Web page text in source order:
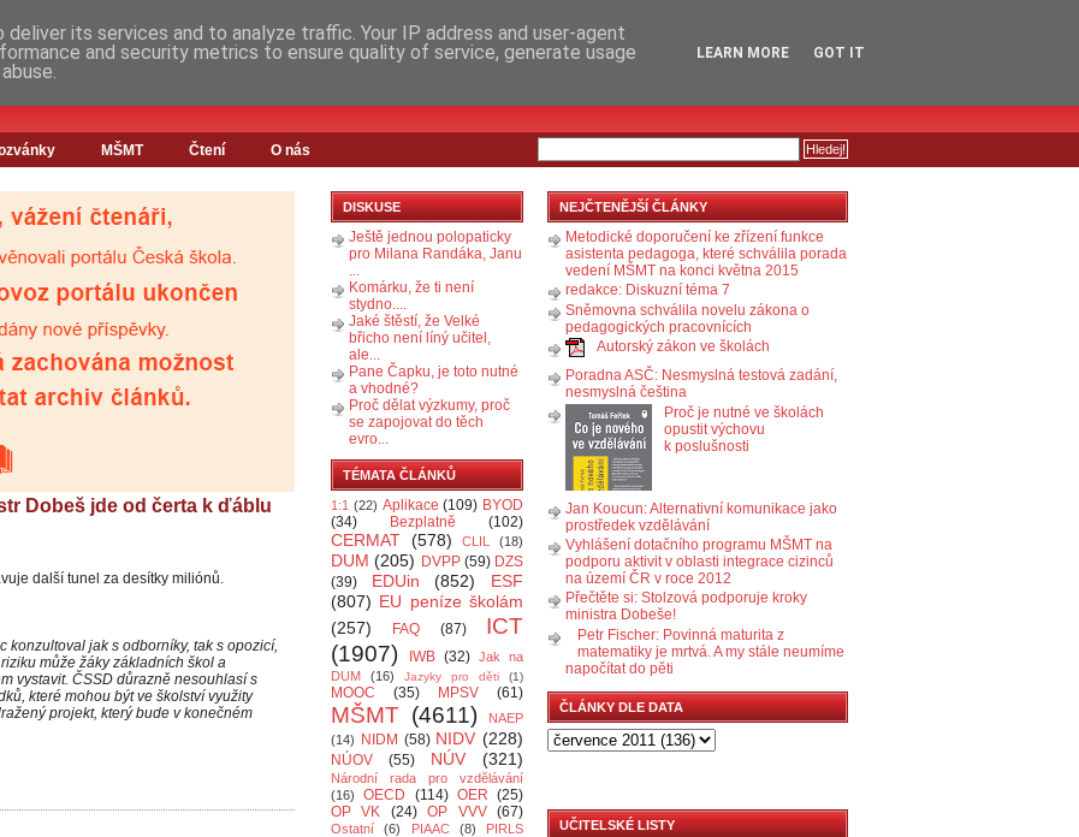
MŠMT Čtení O nás
Dobeš jde od čerta k ďáblu
další tunel za desítky miliónů.
konzultoval jak s odborníky, tak s opozicí,
může žáky základních škol a
vystavit. ČSSD důrazně nesouhlasí s
které mohou být ve školství využity
projekt, který bude v konečném
DISKUSE
Ještě jednou polopaticky
pro Milana Randáka, Janu
...
Komárku, že ti není
stydno....
Jaké štěstí, že Velké
břicho není líný učitel,
ale...
Pane Čapku, je toto nutné
a vhodné?
Proč dělat výzkumy, proč
se zapojovat do těch
evro...
TÉMATA ČLÁNKŮ
1:1 (22) Aplikace (109) BYOD
(34)
Bezplatně (102)
CERMAT (578) CLIL (18)
DUM (205) DVPP (59) DZS
(39)
EDUin (852)
ESF
(807) EU peníze školám
(257)
FAQ (87)
ICT
(1907)
IWB (32) Jak na
DUM
(16) Jazyky pro děti (1)
MOOC (35) MPSV (61)
MŠMT (4611)
NAEP
(14)
NIDM (58) NIDV (228)
NÚOV (55) NÚV (321)
Národní rada pro vzdělávání
(16)
OECD (114) OER (25)
OP VK
(24) OP VVV (67)
Ostatní (6) PIAAC (8)
PIRLS
NEJČTENĚJŠÍ ČLÁNKY
Metodické doporučení ke zřízení funkce
asistenta pedagoga, které schválila porada
vedení MŠMT na konci května 2015
redakce: Diskuzní téma 7
Sněmovna schválila novelu zákona o
pedagogických pracovnících
Autorský zákon ve školách
Poradna ASČ: Nesmyslná testová zadání,
nesmyslná čeština
Proč je nutné ve školách
opustit výchovu
k poslušnosti
Jan Koucun: Alternativní komunikace jako
prostředek vzdělávání
Vyhlášení dotačního programu MŠMT na
podporu aktivit v oblasti integrace cizinců
na území ČR v roce 2012
Přečtěte si: Stolzová podporuje kroky
ministra Dobeše!
Petr Fischer: Povinná maturita z
matematiky je mrtvá. A my stále neumíme
napočítat do pěti
ČLÁNKY DLE DATA
UČITELSKÉ LISTY
its services and to analyze traffic. Your IP address and user-agent
and security metrics to ensure quality of service, generate usage
LEARN MORE GOT IT